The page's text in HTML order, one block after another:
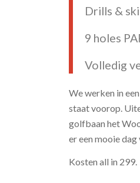
Drills &
9 holes
Volledig
We werken in
staat voorop.
golfbaan het
er een mooie dag
Kosten all in 299.